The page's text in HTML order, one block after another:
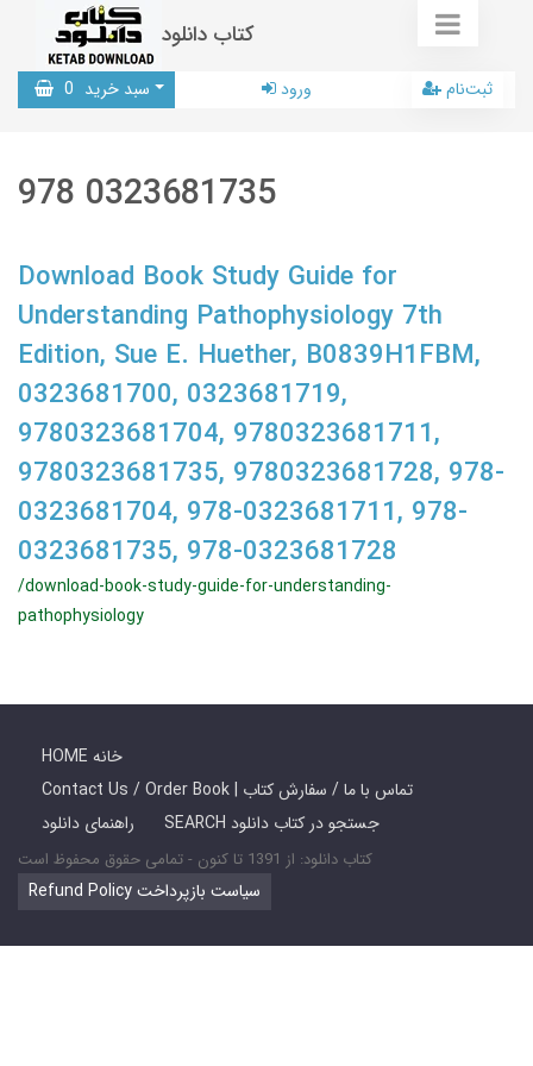
کتاب دانلود
سبد خرید 0 ورود ثبت‌نام
978 0323681735
Download Book Study Guide for
Understanding Pathophysiology 7th
Edition, Sue E. Huether, B0839H1FBM,
0323681700, 0323681719,
9780323681704, 9780323681711,
9780323681735, 9780323681728, 978-
0323681704, 978-0323681711, 978-
0323681735, 978-0323681728
/download-book-study-guide-for-understanding-
pathophysiology
HOME خانه
Contact Us / Order Book | تماس با ما / سفارش کتاب
راهنمای دانلود
SEARCH جستجو در کتاب دانلود
کتاب دانلود: از 1391 تا کنون - تمامی حقوق محفوظ است
Refund Policy سیاست بازپرداخت